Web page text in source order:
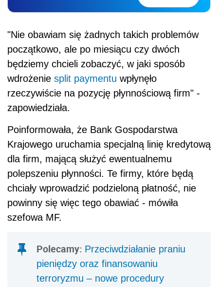
"Nie obawiam się żadnych takich problemów
początkowo, ale po miesiącu czy dwóch
będziemy chcieli zobaczyć, w jaki sposób
wdrożenie split paymentu wpłynęło
rzeczywiście na pozycję płynnościową firm" -
zapowiedziała.
Poinformowała, że Bank Gospodarstwa
Krajowego uruchamia specjalną linię kredytową
dla firm, mającą służyć ewentualnemu
polepszeniu płynności. Te firmy, które będą
chciały wprowadzić podzieloną płatność, nie
powinny się więc tego obawiać - mówiła
szefowa MF.
Polecamy: Przeciwdziałanie praniu
pieniędzy oraz finansowaniu
terroryzmu – nowe procedury